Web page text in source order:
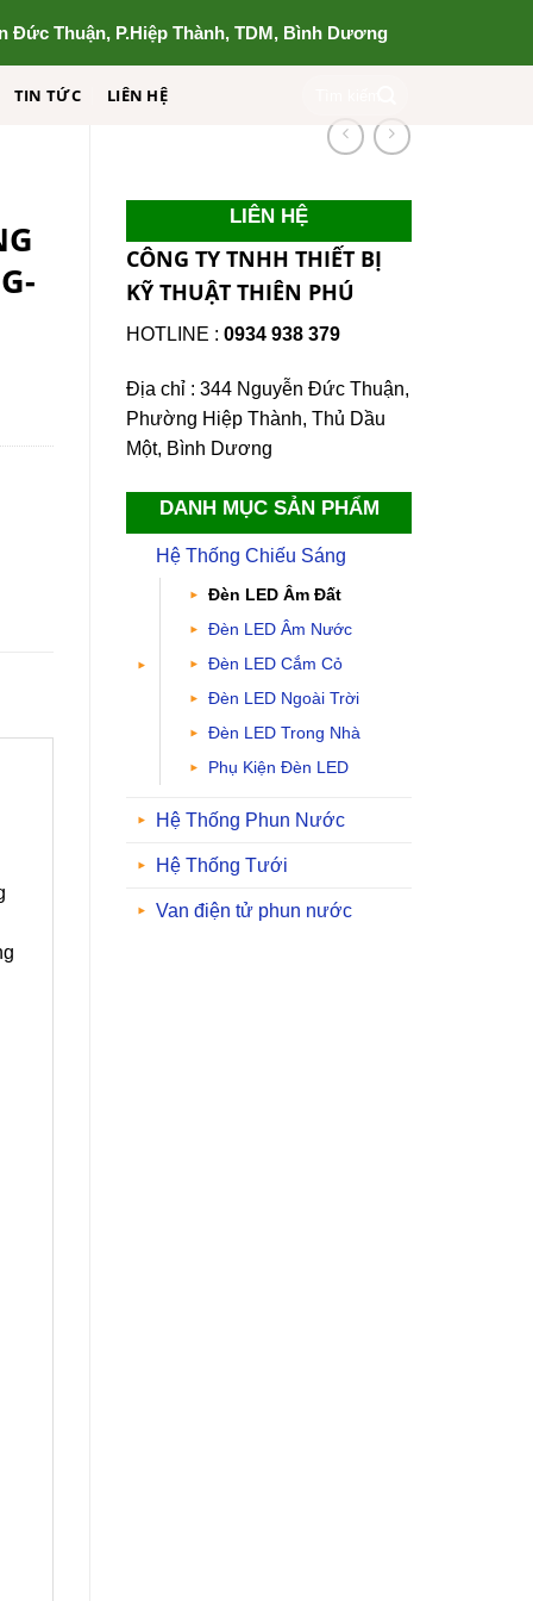
Đức Thuận, P.Hiệp Thành, TDM, Bình Dương
TIN TỨC LIÊN HỆ
LIÊN HỆ
CÔNG TY TNHH THIẾT BỊ
KỸ THUẬT THIÊN PHÚ
HOTLINE : 0934 938 379
Địa chỉ : 344 Nguyễn Đức Thuận,
Phường Hiệp Thành, Thủ Dầu
Một, Bình Dương
DANH MỤC SẢN PHẨM
Hệ Thống Chiếu Sáng
Đèn LED Âm Đất
Đèn LED Âm Nước
Đèn LED Cắm Cỏ
Đèn LED Ngoài Trời
Đèn LED Trong Nhà
Phụ Kiện Đèn LED
Hệ Thống Phun Nước
Hệ Thống Tưới
Van điện tử phun nước